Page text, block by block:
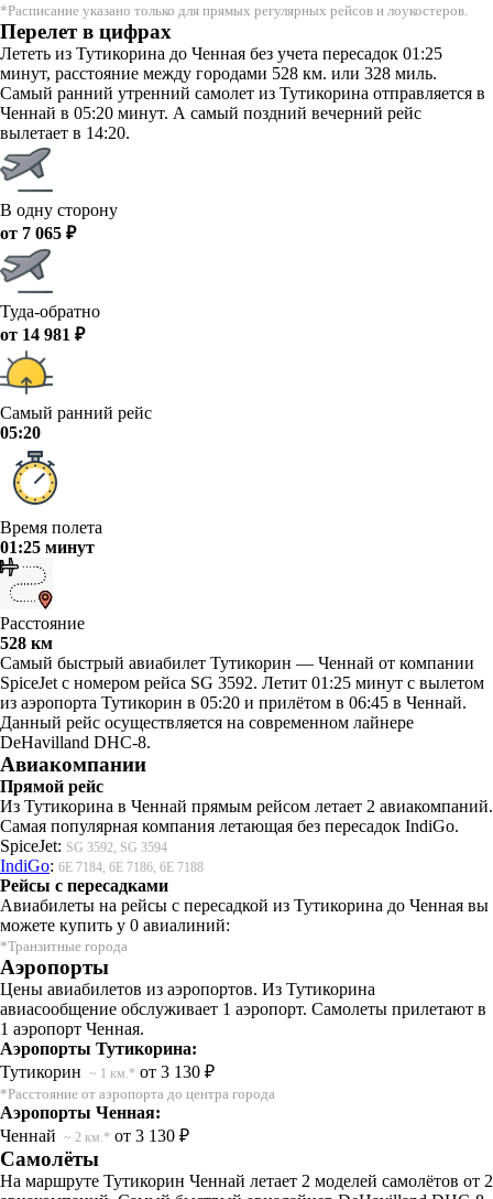
*Расписание указано только для прямых регулярных рейсов и лоукостеров.
Перелет в цифрах
Лететь из Тутикорина до Ченная без учета пересадок 01:25
минут, расстояние между городами 528 км. или 328 миль.
Самый ранний утренний самолет из Тутикорина отправляется в
Ченнай в 05:20 минут. А самый поздний вечерний рейс
вылетает в 14:20.
В одну сторону
от 7 065 ₽
Туда-обратно
от 14 981 ₽
Самый ранний рейс
05:20
Время полета
01:25 минут
Расстояние
528 км
Самый быстрый авиабилет Тутикорин — Ченнай от компании
SpiceJet с номером рейса SG 3592. Летит 01:25 минут с вылетом
из аэропорта Тутикорин в 05:20 и прилётом в 06:45 в Ченнай.
Данный рейс осуществляется на современном лайнере
DeHavilland DHC-8.
Авиакомпании
Прямой рейс
Из Тутикорина в Ченнай прямым рейсом летает 2 авиакомпаний.
Самая популярная компания летающая без пересадок IndiGo.
SpiceJet: SG 3592, SG 3594
IndiGo: 6E 7184, 6E 7186, 6E 7188
Рейсы с пересадками
Авиабилеты на рейсы с пересадкой из Тутикорина до Ченная вы
можете купить у 0 авиалиний:
*Транзитные города
Аэропорты
Цены авиабилетов из аэропортов. Из Тутикорина
авиасообщение обслуживает 1 аэропорт. Самолеты прилетают в
1 аэропорт Ченная.
Аэропорты Тутикорина:
Тутикорин ~ 1 км.* от 3 130 ₽
*Расстояние от аэропорта до центра города
Аэропорты Ченная:
Ченнай ~ 2 км.* от 3 130 ₽
Самолёты
На маршруте Тутикорин Ченнай летает 2 моделей самолётов от 2